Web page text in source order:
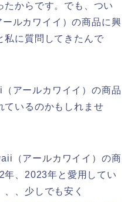
たからです。でも、つい
ルカワイイ）の商品に興
私に質問してきたんで
アールカワイイ）の商品
ているのかもしれませ
（アールカワイイ）の商
、2023年と愛用してい
、、少しでも安く